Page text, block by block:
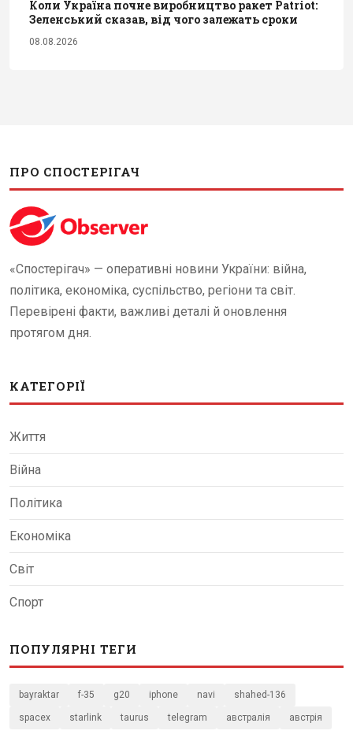
Коли Україна почне виробництво ракет Patriot:
Зеленський сказав, від чого залежать сроки
08.08.2026
ПРО СПОСТЕРІГАЧ
«Спостерігач» — оперативні новини України: війна,
політика, економіка, суспільство, регіони та світ.
Перевірені факти, важливі деталі й оновлення
протягом дня.
КАТЕГОРІЇ
Життя
Війна
Політика
Економіка
Світ
Спорт
ПОПУЛЯРНІ ТЕГИ
bayraktar f-35 g20 iphone navi shahed-136
spacex starlink taurus telegram австралія австрія